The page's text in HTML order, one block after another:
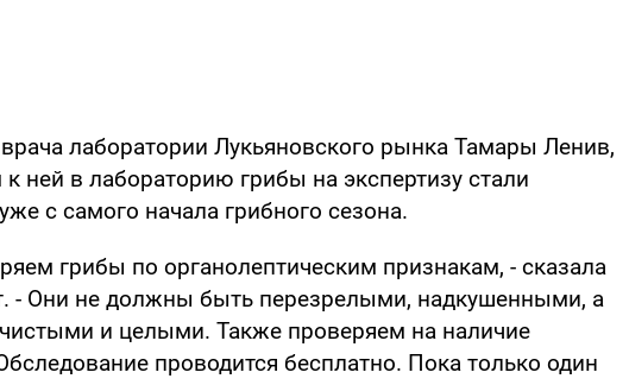
лаборатории Лукьяновского рынка Тамары Ленив,
ней в лабораторию грибы на экспертизу стали
с самого начала грибного сезона.
грибы по органолептическим признакам, - сказала
- Они не должны быть перезрелыми, надкушенными, а
и целыми. Также проверяем на наличие
проводится бесплатно. Пока только один